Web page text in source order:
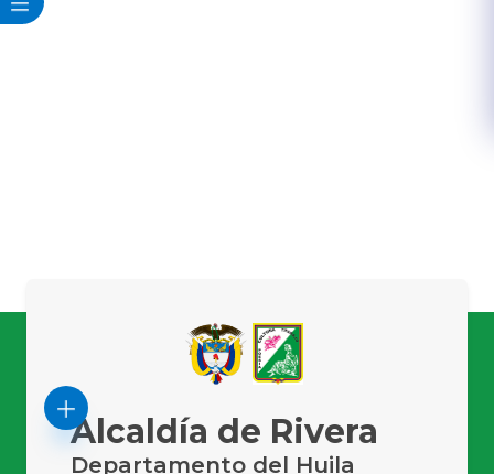
Alcaldía de Rivera
Departamento del Huila